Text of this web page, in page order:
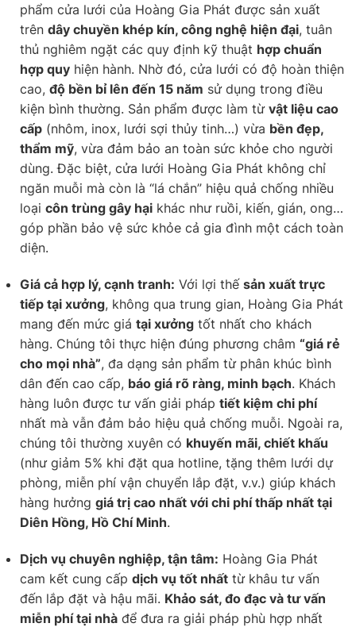
phẩm cửa lưới của Hoàng Gia Phát được sản xuất
trên dây chuyền khép kín, công nghệ hiện đại, tuân
thủ nghiêm ngặt các quy định kỹ thuật hợp chuẩn
hợp quy hiện hành. Nhờ đó, cửa lưới có độ hoàn thiện
cao, độ bền bỉ lên đến 15 năm sử dụng trong điều
kiện bình thường. Sản phẩm được làm từ vật liệu cao
cấp (nhôm, inox, lưới sợi thủy tinh…) vừa bền đẹp,
thẩm mỹ, vừa đảm bảo an toàn sức khỏe cho người
dùng. Đặc biệt, cửa lưới Hoàng Gia Phát không chỉ
ngăn muỗi mà còn là “lá chắn” hiệu quả chống nhiều
loại côn trùng gây hại khác như ruồi, kiến, gián, ong…
góp phần bảo vệ sức khỏe cả gia đình một cách toàn
diện.
Giá cả hợp lý, cạnh tranh: Với lợi thế sản xuất trực
tiếp tại xưởng, không qua trung gian, Hoàng Gia Phát
mang đến mức giá tại xưởng tốt nhất cho khách
hàng. Chúng tôi thực hiện đúng phương châm “giá rẻ
cho mọi nhà”, đa dạng sản phẩm từ phân khúc bình
dân đến cao cấp, báo giá rõ ràng, minh bạch. Khách
hàng luôn được tư vấn giải pháp tiết kiệm chi phí
nhất mà vẫn đảm bảo hiệu quả chống muỗi. Ngoài ra,
chúng tôi thường xuyên có khuyến mãi, chiết khấu
(như giảm 5% khi đặt qua hotline, tặng thêm lưới dự
phòng, miễn phí vận chuyển lắp đặt, v.v.) giúp khách
hàng hưởng giá trị cao nhất với chi phí thấp nhất tại
Diên Hồng, Hồ Chí Minh.
Dịch vụ chuyên nghiệp, tận tâm: Hoàng Gia Phát
cam kết cung cấp dịch vụ tốt nhất từ khâu tư vấn
đến lắp đặt và hậu mãi. Khảo sát, đo đạc và tư vấn
miễn phí tại nhà để đưa ra giải pháp phù hợp nhất